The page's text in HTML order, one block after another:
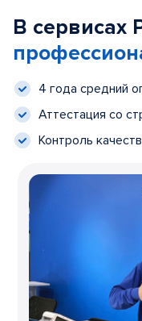
В сервисах
4 года средний
Аттестация со
Контроль